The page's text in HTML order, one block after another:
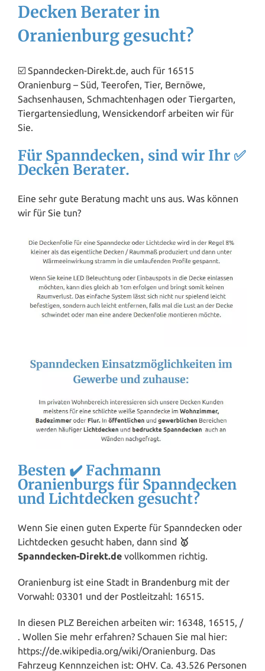
Decken Berater in
Oranienburg gesucht?
☑️ Spanndecken-Direkt.de, auch für 16515
Oranienburg – Süd, Teerofen, Tier, Bernöwe,
Sachsenhausen, Schmachtenhagen oder Tiergarten,
Tiergartensiedlung, Wensickendorf arbeiten wir für
Sie.
Für Spanndecken, sind wir Ihr ✅
Decken Berater.
Eine sehr gute Beratung macht uns aus. Was können
wir für Sie tun?
Besten ✔️ Fachmann
Oranienburgs für Spanndecken
und Lichtdecken gesucht?
Wenn Sie einen guten Experte für Spanndecken oder
Lichtdecken gesucht haben, dann sind 🥇
Spanndecken-Direkt.de vollkommen richtig.
Oranienburg ist eine Stadt in Brandenburg mit der
Vorwahl: 03301 und der Postleitzahl: 16515.
In diesen PLZ Bereichen arbeiten wir: 16348, 16515, /
. Wollen Sie mehr erfahren? Schauen Sie mal hier:
https://de.wikipedia.org/wiki/Oranienburg. Das
Fahrzeug Kennnzeichen ist: OHV. Ca. 43.526 Personen